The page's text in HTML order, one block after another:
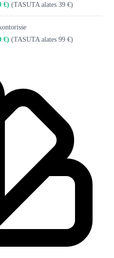
€) (TASUTA alates 39 €)
€) (TASUTA alates 99 €)